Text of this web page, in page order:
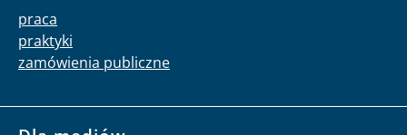
praca
praktyki
zamówienia publiczne